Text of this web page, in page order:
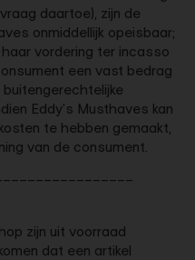
daartoe), zijn de
onmiddellijk opeisbaar;
vordering ter incasso
een vast bedrag
Eddy's Musthaves kan
te hebben gemaakt,
van de consument.
zijn uit voorraad
dat een artikel